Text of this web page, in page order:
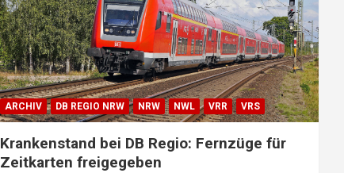
ARCHIV DB REGIO NRW NRW NWL VRR VRS
Krankenstand bei DB Regio: Fernzüge für
Zeitkarten freigegeben